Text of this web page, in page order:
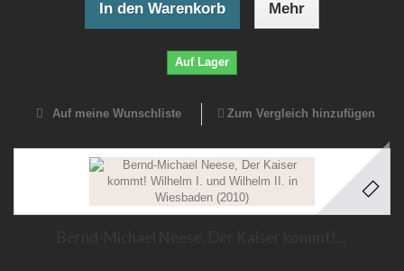
In den Warenkorb Mehr
Auf Lager
Auf meine Wunschliste Zum Vergleich hinzufügen